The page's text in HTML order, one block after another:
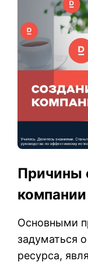
Причины
компании
Основными
задуматься
ресурса,